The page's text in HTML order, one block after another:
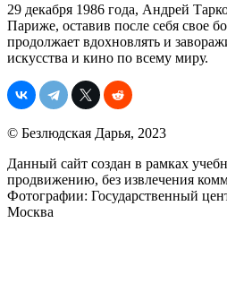
29 декабря 1986 года, Андрей
Париже, оставив после себя свое
продолжает вдохновлять и
искусства и кино по всему миру.
© Безлюдская Дарья, 2023
Данный сайт создан в рамках
продвижению, без извлечения
Фотографии: Государственный
Москва